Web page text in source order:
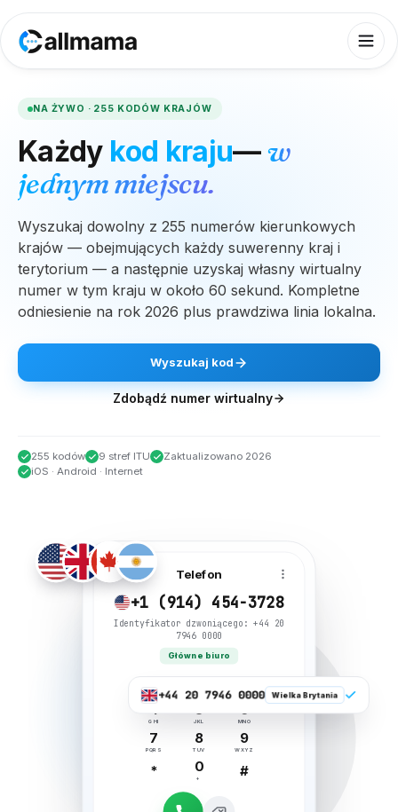
NA ŻYWO · 255 KODÓW KRAJÓW
Każdy kod kraju—w
jednym miejscu.
Wyszukaj dowolny z 255 numerów kierunkowych
krajów — obejmujących każdy suwerenny kraj i
terytorium — a następnie uzyskaj własny wirtualny
numer w tym kraju w około 60 sekund. Kompletne
odniesienie na rok 2026 plus prawdziwa linia lokalna.
Wyszukaj kod
Zdobądź numer wirtualny
255 kodów 9 stref ITU
Zaktualizowano 2026
iOS · Android · Internet
Telefon
+1 (914) 454-3728
Identyfikator dzwoniącego: +44 20
7946 0000
Główne biuro
1 2
ABC
3
OBR
GHI JKL MNO
7
PQRS
8
TUV
9
WXYZ
* 0
+ #
+44 20 7946 0000 Wielka Brytania